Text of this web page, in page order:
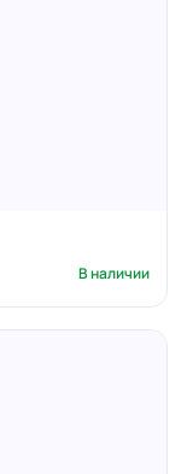
В наличии